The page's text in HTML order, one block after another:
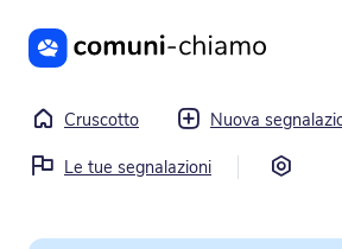
Vai al contenuto principale
Cruscotto Nuova
Le tue segnalazioni